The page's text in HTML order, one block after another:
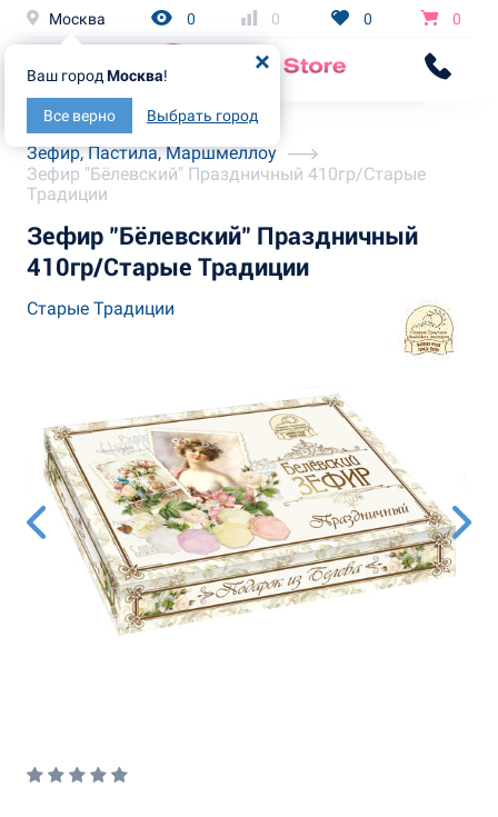
Москва
Ваш город Москва!
Все верно Выбрать город
0 0 0 0
Главная
Каталог
Зефир, Пастила, Маршмеллоу
Зефир "Бёлевский" Праздничный 410гр/Старые
Традиции
Зефир "Бёлевский" Праздничный
410гр/Старые Традиции
Старые Традиции